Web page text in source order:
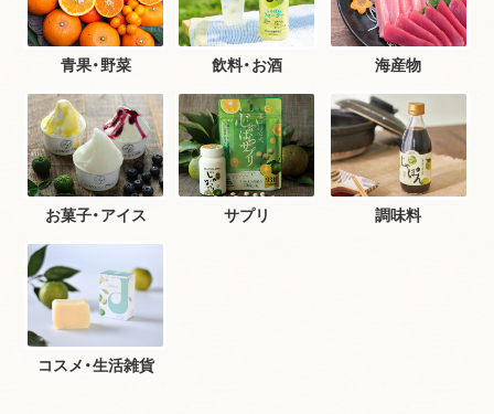
青果・野菜 飲料・お酒 海産物
お菓子・アイス サプリ 調味料
コスメ・生活雑貨